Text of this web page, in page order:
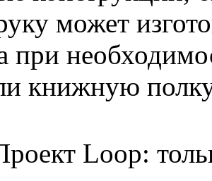
может
при
книжную